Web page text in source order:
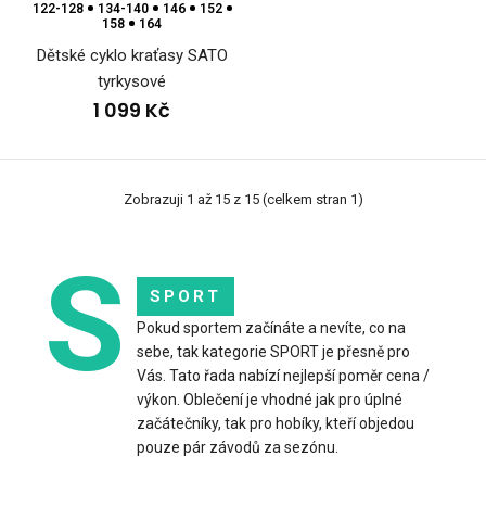
1 099 Kč
..
122-128 134-140 146
152
158
164
Dětské cyklo kraťasy SATO
tyrkysové
1 099 Kč
Zobrazuji 1 až 15 z 15 (celkem stran 1)
S SPORT
Pokud sportem začínáte a nevíte, co na
sebe, tak kategorie SPORT je přesně pro
Vás. Tato řada nabízí nejlepší poměr cena /
výkon. Oblečení je vhodné jak pro úplné
začátečníky, tak pro hobíky, kteří objedou
pouze pár závodů za sezónu.